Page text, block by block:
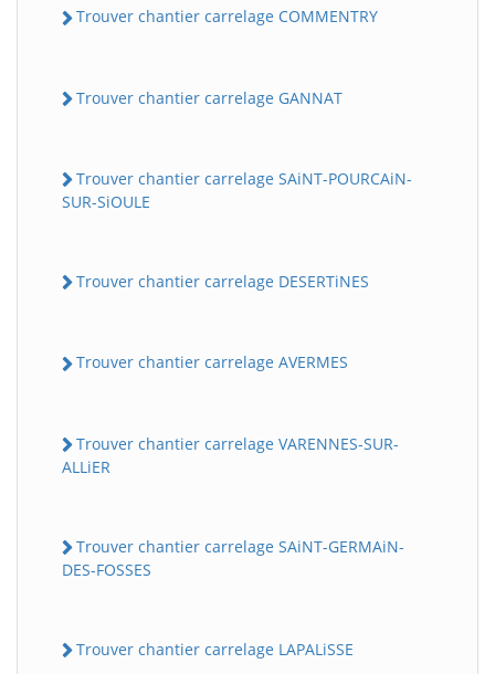
Trouver chantier carrelage COMMENTRY
Trouver chantier carrelage GANNAT
Trouver chantier carrelage SAiNT-POURCAiN-
SUR-SiOULE
Trouver chantier carrelage DESERTiNES
Trouver chantier carrelage AVERMES
Trouver chantier carrelage VARENNES-SUR-
ALLiER
Trouver chantier carrelage SAiNT-GERMAiN-
DES-FOSSES
Trouver chantier carrelage LAPALiSSE